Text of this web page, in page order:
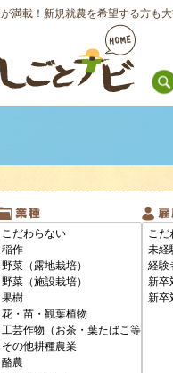
満載！新規就農を希望する方も大